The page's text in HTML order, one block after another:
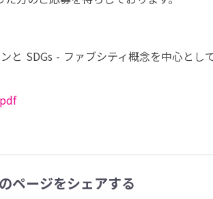
と SDGs - ファブシティ概念を中心とし
ページをシェアする